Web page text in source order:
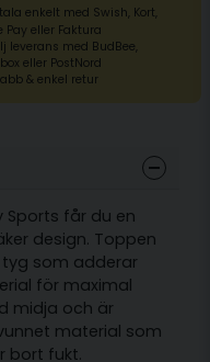
enkelt med Swish, Kort,
Pay eller Faktura
leverans med BudBee,
eller PostNord
& enkel retur
Sports får du en
design. Toppen
som adderar
för maximal
midja och är
material som
bort fukt.